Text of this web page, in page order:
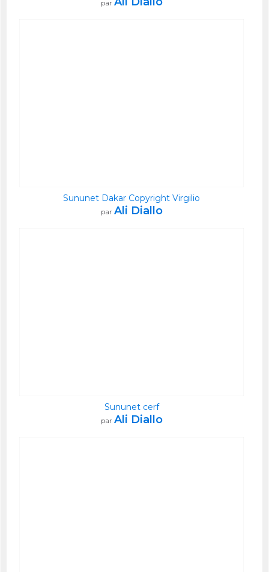
par
Sununet Dakar Copyright Virgilio
par Ali Diallo
Sununet cerf
par Ali Diallo